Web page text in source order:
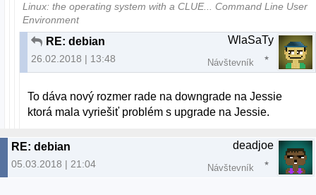
Linux: the operating system with a CLUE... Command Line User
Environment
RE: debian
26.02.2018 | 13:48
WlaSaTy
Návštevník
To dáva nový rozmer rade na downgrade na Jessie
ktorá mala vyriešiť problém s upgrade na Jessie.
RE: debian
05.03.2018 | 21:04
deadjoe
Návštevník